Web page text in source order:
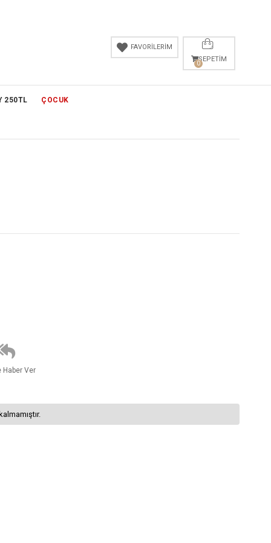
SEPETIM
0
FAVORİLERİM
250TL ÇOCUK
Haber Ver